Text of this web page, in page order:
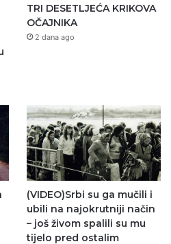
TRI DESETLJEĆA KRIKOVA
OČAJNIKA
2 dana ago
(VIDEO)Srbi su ga mučili i
ubili na najokrutniji način
– još živom spalili su mu
tijelo pred ostalim